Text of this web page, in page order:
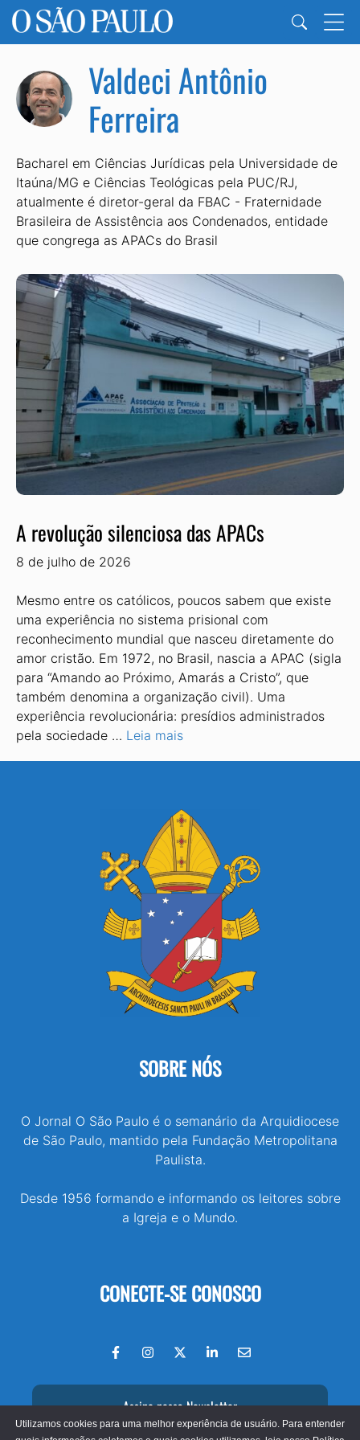
Valdeci Antônio
Ferreira
Bacharel em Ciências Jurídicas pela Universidade de
Itaúna/MG e Ciências Teológicas pela PUC/RJ,
atualmente é diretor-geral da FBAC - Fraternidade
Brasileira de Assistência aos Condenados, entidade
que congrega as APACs do Brasil
A revolução silenciosa das APACs
8 de julho de 2026
Mesmo entre os católicos, poucos sabem que existe
uma experiência no sistema prisional com
reconhecimento mundial que nasceu diretamente do
amor cristão. Em 1972, no Brasil, nascia a APAC (sigla
para “Amando ao Próximo, Amarás a Cristo”, que
também denomina a organização civil). Uma
experiência revolucionária: presídios administrados
pela sociedade … Leia mais
SOBRE NÓS
O Jornal O São Paulo é o semanário da Arquidiocese
de São Paulo, mantido pela Fundação Metropolitana
Paulista.
Desde 1956 formando e informando os leitores sobre
a Igreja e o Mundo.
CONECTE-SE CONOSCO
Assine nossa Newsletter
Utilizamos cookies para uma melhor experiência de usuário. Para entender